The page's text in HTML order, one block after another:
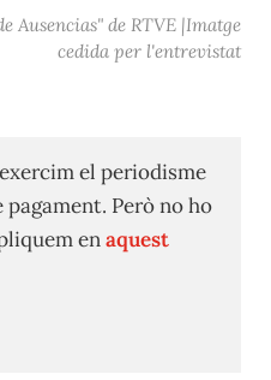
Ausencias" de RTVE |Imatge
cedida per l'entrevistat
el periodisme
Però no ho
enaquest